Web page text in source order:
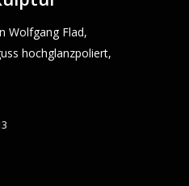
Wolfgang Flad,
hochglanzpoliert,